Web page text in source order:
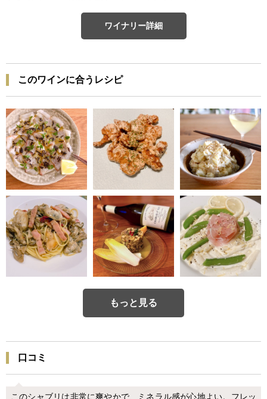
ワイナリー詳細
このワインに合うレシピ
もっと見る
口コミ
このシャブリは非常に爽やかで、ミネラル感が心地よい。フレッ